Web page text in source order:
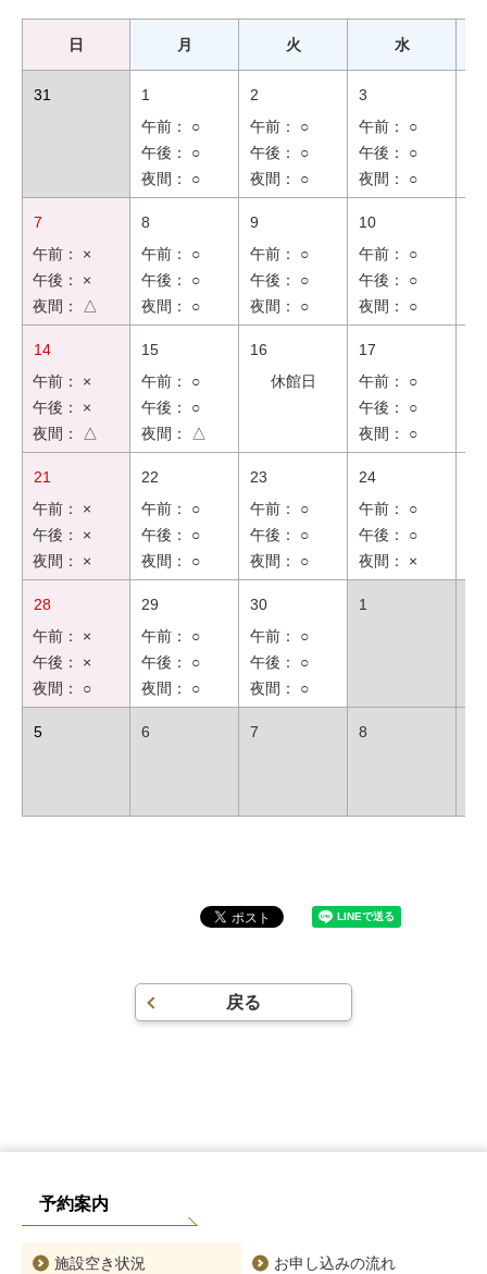
日 月 火 水
31
1
午前： ○
午後： ○
夜間： ○
2
午前： ○
午後： ○
夜間： ○
3
午前： ○
午後： ○
夜間： ○
7
午前： ×
午後： ×
夜間： △
8
午前： ○
午後： ○
夜間： ○
9
午前： ○
午後： ○
夜間： ○
10
午前： ○
午後： ○
夜間： ○
14
午前： ×
午後： ×
夜間： △
15
午前： ○
午後： ○
夜間： △
16
休館日
17
午前： ○
午後： ○
夜間： ○
21
午前： ×
午後： ×
夜間： ×
22
午前： ○
午後： ○
夜間： ○
23
午前： ○
午後： ○
夜間： ○
24
午前： ○
午後： ○
夜間： ×
28
午前： ×
午後： ×
夜間： ○
29
午前： ○
午後： ○
夜間： ○
30
午前： ○
午後： ○
夜間： ○
1
5 6 7 8
戻る
予約案内
施設空き状況 お申し込みの流れ